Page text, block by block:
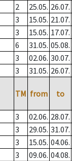
2 25.05. 26.07.
3 15.05. 21.07.
3 15.05. 17.07.
6 31.05. 05.08.
3 02.06. 30.07.
3 31.05. 26.07.
TM from to
3 02.06. 28.07.
3 29.05. 31.07.
3 15.05. 04.06.
3 09.06. 04.08.